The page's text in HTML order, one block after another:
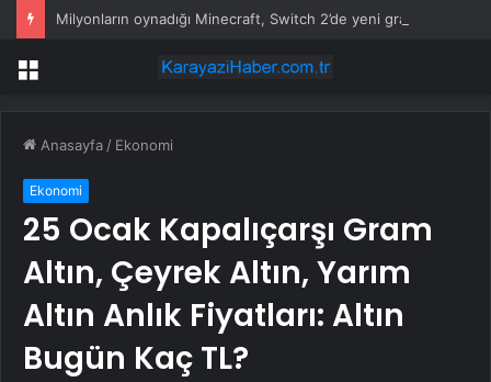
Menü
Anasayfa / Ekonomi
Ekonomi
25 Ocak Kapalıçarşı Gram
Altın, Çeyrek Altın, Yarım
Altın Anlık Fiyatları: Altın
Bugün Kaç TL?